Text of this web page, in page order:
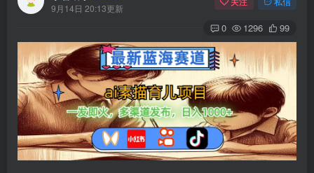
9月14日 20:13更新
0 1296 99